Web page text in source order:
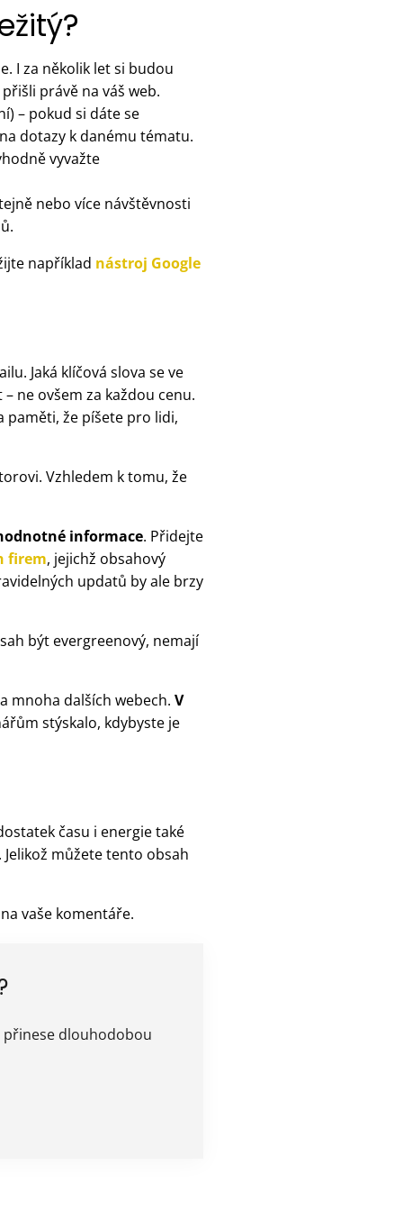
I za několik let si budou
právě na váš web.
– pokud si dáte se
dotazy k danému tématu.
vyvažte
nebo více návštěvnosti
například nástroj Google
Jaká klíčová slova se ve
ne ovšem za každou cenu.
paměti, že píšete pro lidi,
Vzhledem k tomu, že
informace. Přidejte
firem, jejichž obsahový
updatů by ale brzy
být evergreenový, nemají
mnoha dalších webech. V
stýskalo, kdybyste je
času i energie také
můžete tento obsah
vaše komentáře.
přinese dlouhodobou